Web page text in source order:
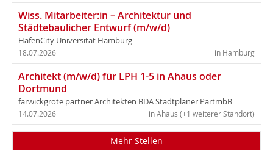
Wiss. Mitarbeiter:in – Architektur und
Städtebaulicher Entwurf (m/w/d)
HafenCity Universität Hamburg
in Hamburg
18.07.2026
Architekt (m/w/d) für LPH 1-5 in Ahaus oder
Dortmund
farwickgrote partner Architekten BDA Stadtplaner PartmbB
in Ahaus (+1 weiterer Standort)
14.07.2026
Mehr Stellen